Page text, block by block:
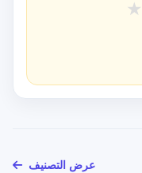
★
عرض التصنيف